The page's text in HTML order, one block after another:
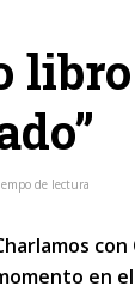
de lectura
en